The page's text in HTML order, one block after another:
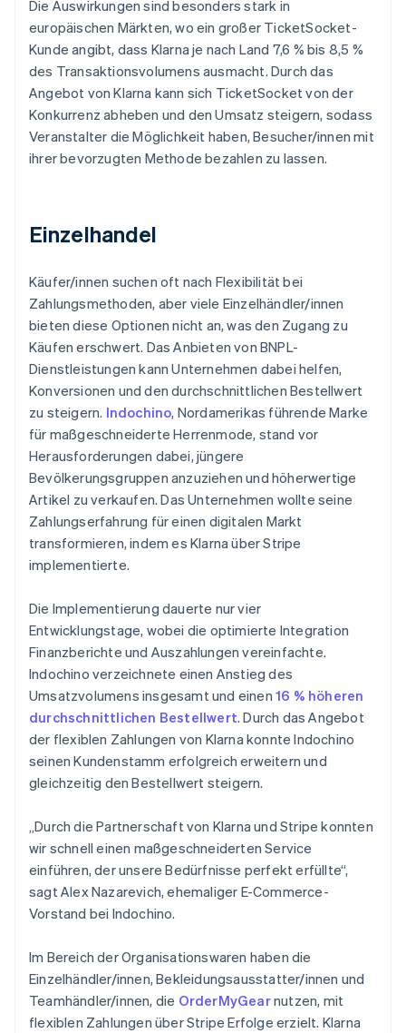
Die Auswirkungen sind besonders stark in
europäischen Märkten, wo ein großer TicketSocket-
Kunde angibt, dass Klarna je nach Land 7,6 % bis 8,5 %
des Transaktionsvolumens ausmacht. Durch das
Angebot von Klarna kann sich TicketSocket von der
Konkurrenz abheben und den Umsatz steigern, sodass
Veranstalter die Möglichkeit haben, Besucher/innen mit
ihrer bevorzugten Methode bezahlen zu lassen.
Einzelhandel
Käufer/innen suchen oft nach Flexibilität bei
Zahlungsmethoden, aber viele Einzelhändler/innen
bieten diese Optionen nicht an, was den Zugang zu
Käufen erschwert. Das Anbieten von BNPL-
Dienstleistungen kann Unternehmen dabei helfen,
Konversionen und den durchschnittlichen Bestellwert
zu steigern. Indochino, Nordamerikas führende Marke
für maßgeschneiderte Herrenmode, stand vor
Herausforderungen dabei, jüngere
Bevölkerungsgruppen anzuziehen und höherwertige
Artikel zu verkaufen. Das Unternehmen wollte seine
Zahlungserfahrung für einen digitalen Markt
transformieren, indem es Klarna über Stripe
implementierte.
Die Implementierung dauerte nur vier
Entwicklungstage, wobei die optimierte Integration
Finanzberichte und Auszahlungen vereinfachte.
Indochino verzeichnete einen Anstieg des
Umsatzvolumens insgesamt und einen 16 % höheren
durchschnittlichen Bestellwert. Durch das Angebot
der flexiblen Zahlungen von Klarna konnte Indochino
seinen Kundenstamm erfolgreich erweitern und
gleichzeitig den Bestellwert steigern.
„Durch die Partnerschaft von Klarna und Stripe konnten
wir schnell einen maßgeschneiderten Service
einführen, der unsere Bedürfnisse perfekt erfüllte“,
sagt Alex Nazarevich, ehemaliger E-Commerce-
Vorstand bei Indochino.
Im Bereich der Organisationswaren haben die
Einzelhändler/innen, Bekleidungsausstatter/innen und
Teamhändler/innen, die OrderMyGearnutzen, mit
flexiblen Zahlungen über Stripe Erfolge erzielt. Klarna